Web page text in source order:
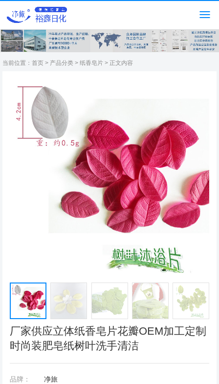
当前位置： 首页 > 产品分类 > 纸香皂片 > 正文内容
厂家供应立体纸香皂片花瓣OEM加工定制
时尚装肥皂纸树叶洗手清洁
品牌：
净旅